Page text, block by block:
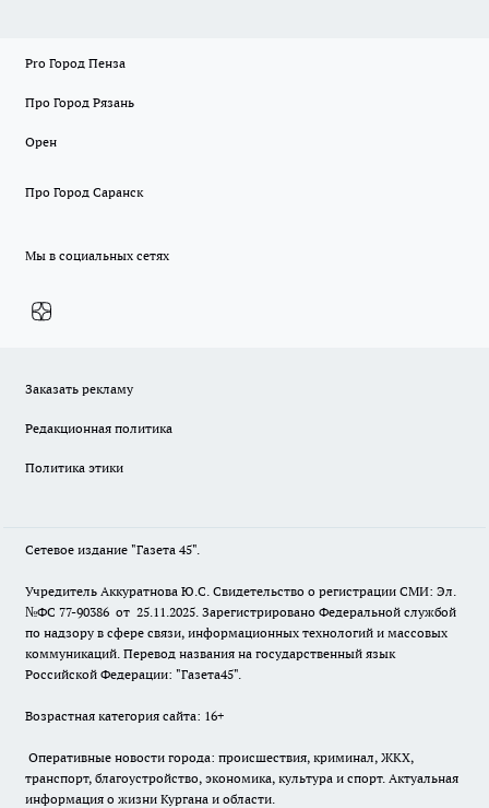
Pro Город Пенза
Про Город Рязань
Орен
Про Город Саранск
Мы в социальных сетях
Заказать рекламу
Редакционная политика
Политика этики
Сетевое издание "Газета 45".
Учредитель Аккуратнова Ю.С. Свидетельство о регистрации СМИ: Эл.
№ФС 77-90386 от 25.11.2025. Зарегистрировано Федеральной службой
по надзору в сфере связи, информационных технологий и массовых
коммуникаций. Перевод названия на государственный язык
Российской Федерации: "Газета45".
Возрастная категория сайта: 16+
Оперативные новости города: происшествия, криминал, ЖКХ,
транспорт, благоустройство, экономика, культура и спорт. Актуальная
информация о жизни Кургана и области.